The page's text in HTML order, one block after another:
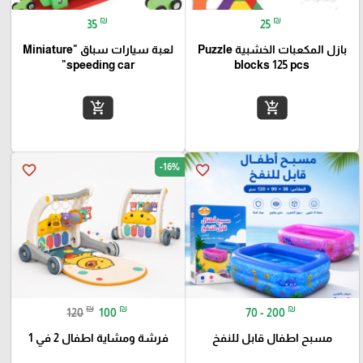
25 ₪
بازل المكعبات الخشبية Puzzle
blocks 125 pcs
add_shopping_cart
35 ₪
لعبة سيارات سباق "Miniature
speeding car"
add_shopping_cart
favorite_border
70 - 200 ₪
مسبح اطفال قابل للنفخ
favorite_border -16%
120 ₪ 100 ₪
فرشة ومشاية اطفال 2 في 1